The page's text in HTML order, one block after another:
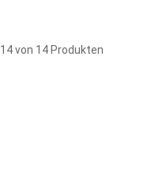
14 von 14 Produkten